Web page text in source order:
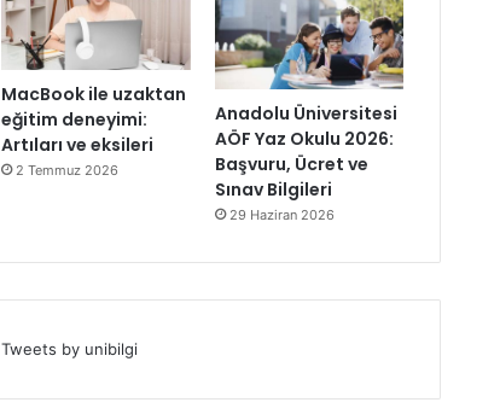
MacBook ile uzaktan
eğitim deneyimi:
Artıları ve eksileri
2 Temmuz 2026
Anadolu Üniversitesi
AÖF Yaz Okulu 2026:
Başvuru, Ücret ve
Sınav Bilgileri
29 Haziran 2026
Tweets by unibilgi